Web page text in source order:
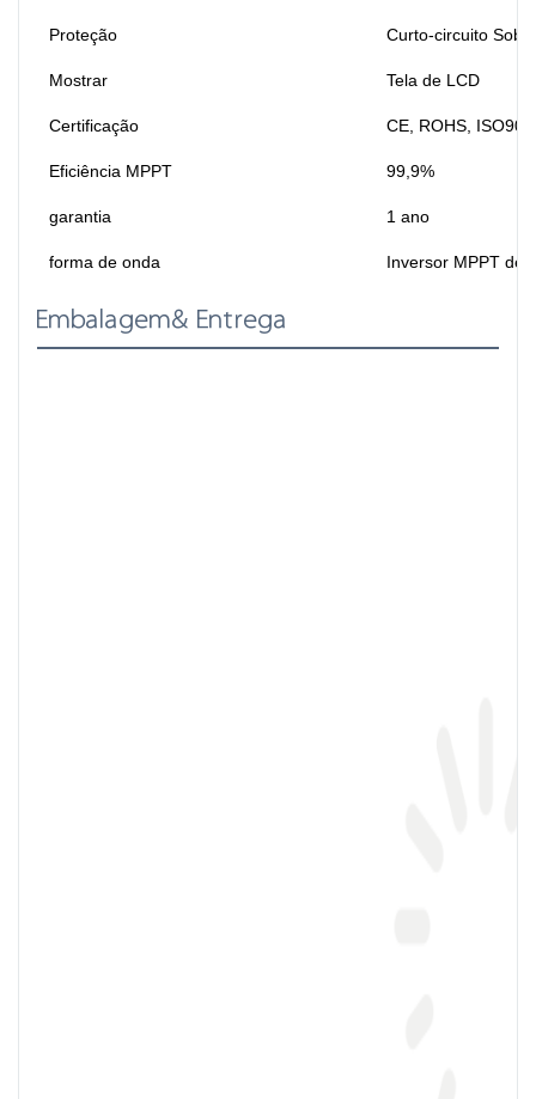
Proteção Curto-circuito
Mostrar Tela de LCD
Certificação CE, ROHS,
Eficiência MPPT 99,9%
garantia 1 ano
forma de onda Inversor MPPT de
Embalagem& Entrega